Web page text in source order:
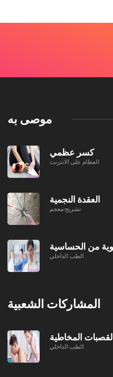
موصى به
كسر عظمي
العظام على الانترنت
العقدة النجمية
تشريح-معجم
من الحساسية
الطب الداخلي
المشاركات الشعبية
المخاطية
الطب الداخلي